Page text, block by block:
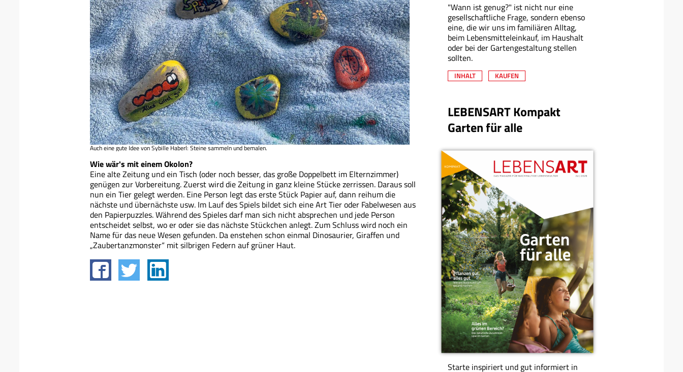
Auch eine gute Idee von Sybille Haberl: Steine sammeln und bemalen.
Wie wär's mit einem Okolon?
Eine alte Zeitung und ein Tisch (oder noch besser, das große Doppelbett im Elternzimmer)
genügen zur Vorbereitung. Zuerst wird die Zeitung in ganz kleine Stücke zerrissen. Daraus soll
nun ein Tier gelegt werden. Eine Person legt das erste Stück Papier auf, dann reihum die
nächste und übernächste usw. Im Lauf des Spiels bildet sich eine Art Tier oder Fabelwesen aus
den Papierpuzzles. Während des Spieles darf man sich nicht absprechen und jede Person
entscheidet selbst, wo er oder sie das nächste Stückchen anlegt. Zum Schluss wird noch ein
Name für das neue Wesen gefunden. Da enstehen schon einmal Dinosaurier, Giraffen und
„Zaubertanzmonster“ mit silbrigen Federn auf grüner Haut.
"Wann ist genug?" ist nicht nur eine
gesellschaftliche Frage, sondern ebenso
eine, die wir uns im familiären Alltag,
beim Lebensmitteleinkauf, im Haushalt
oder bei der Gartengestaltung stellen
sollten.
INHALT KAUFEN
LEBENSART Kompakt
Garten für alle
Starte inspiriert und gut informiert in